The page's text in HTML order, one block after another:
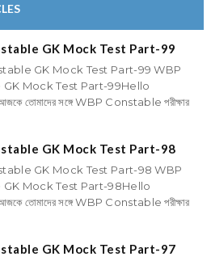
GK Mock Test Part-99
GK Mock Test Part-99 WBP
Mock Test Part-99Hello
তোমাদের সঙ্গে WBP Constable পরীক্ষার
GK Mock Test Part-98
GK Mock Test Part-98 WBP
GK Mock Test Part-98Hello
তোমাদের সঙ্গে WBP Constable পরীক্ষার
GK Mock Test Part-97